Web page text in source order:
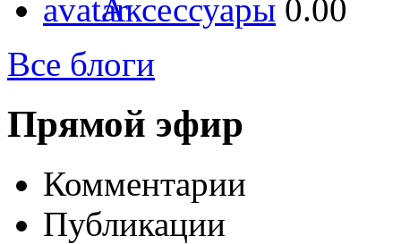
Аксессуары 0.00
Все блоги
Прямой эфир
Комментарии
Публикации